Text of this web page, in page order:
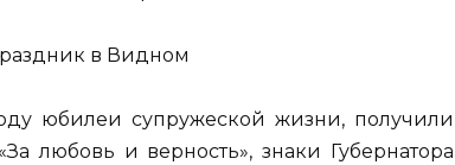
юбилеи супружеской жизни, получили
любовь и верность», знаки Губернатора